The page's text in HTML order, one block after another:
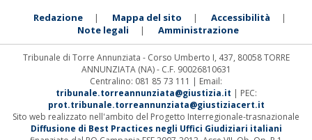
Redazione | Mappa del sito | Accessibilità |
Note legali | Amministrazione
Tribunale di Torre Annunziata - Corso Umberto I, 437, 80058 TORRE
ANNUNZIATA (NA) - C.F. 90026810631
Centralino: 081 85 73 111 | Email:
tribunale.torreannunziata@giustizia.it | PEC:
prot.tribunale.torreannunziata@giustiziacert.it
Sito web realizzato nell'ambito del Progetto Interregionale-trasnazionale
Diffusione di Best Practices negli Uffici Giudiziari italiani